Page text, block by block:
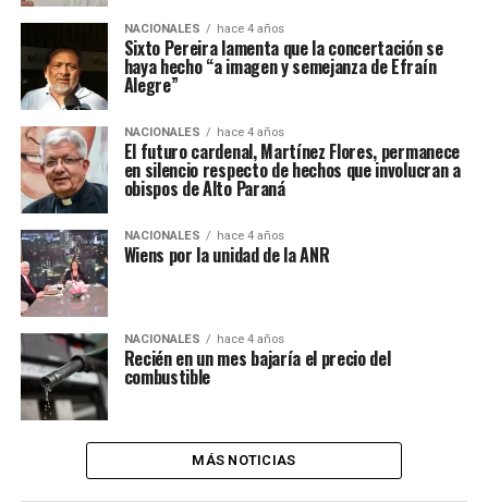
NACIONALES hace 4 años
Sixto Pereira lamenta que la concertación se
haya hecho “a imagen y semejanza de Efraín
Alegre”
NACIONALES hace 4 años
El futuro cardenal, Martínez Flores, permanece
en silencio respecto de hechos que involucran a
obispos de Alto Paraná
NACIONALES hace 4 años
Wiens por la unidad de la ANR
NACIONALES hace 4 años
Recién en un mes bajaría el precio del
combustible
MÁS NOTICIAS